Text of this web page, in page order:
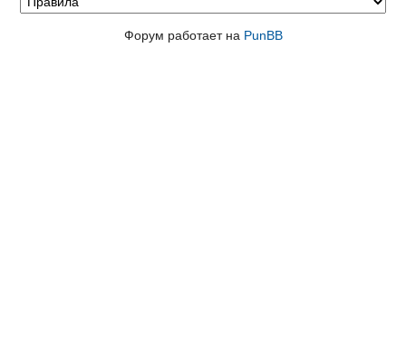
Форум работает на PunBB